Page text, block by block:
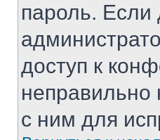
пароль. Если
доступ к
неправильно
с ним для